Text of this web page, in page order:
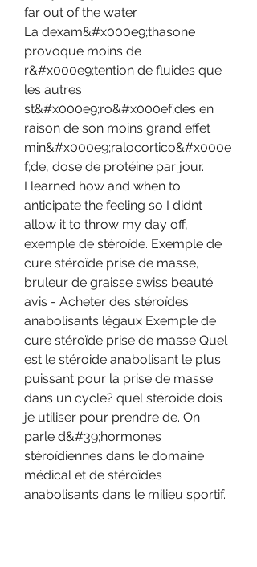
far out of the water.
La dexam&#x000e9;thasone
provoque moins de
r&#x000e9;tention de fluides que
les autres
st&#x000e9;ro&#x000ef;des en
raison de son moins grand effet
min&#x000e9;ralocortico&#x000e
f;de, dose de protéine par jour.
I learned how and when to
anticipate the feeling so I didnt
allow it to throw my day off,
exemple de stéroïde. Exemple de
cure stéroïde prise de masse,
bruleur de graisse swiss beauté
avis - Acheter des stéroïdes
anabolisants légaux Exemple de
cure stéroïde prise de masse Quel
est le stéroide anabolisant le plus
puissant pour la prise de masse
dans un cycle? quel stéroide dois
je utiliser pour prendre de. On
parle d&#39;hormones
stéroïdiennes dans le domaine
médical et de stéroïdes
anabolisants dans le milieu sportif.